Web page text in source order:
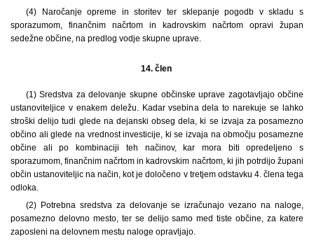
(4) Naročanje opreme in storitev ter sklepanje pogodb v skladu s
sporazumom, finančnim načrtom in kadrovskim načrtom opravi župan
sedežne občine, na predlog vodje skupne uprave.
14. člen
(1) Sredstva za delovanje skupne občinske uprave zagotavljajo občine
ustanoviteljice v enakem deležu. Kadar vsebina dela to narekuje se lahko
stroški delijo tudi glede na dejanski obseg dela, ki se izvaja za posamezno
občino ali glede na vrednost investicije, ki se izvaja na območju posamezne
občine ali po kombinaciji teh načinov, kar mora biti opredeljeno s
sporazumom, finančnim načrtom in kadrovskim načrtom, ki jih potrdijo župani
občin ustanoviteljic na način, kot je določeno v tretjem odstavku 4. člena tega
odloka.
(2) Potrebna sredstva za delovanje se izračunajo vezano na naloge,
posamezno delovno mesto, ter se delijo samo med tiste občine, za katere
zaposleni na delovnem mestu naloge opravljajo.